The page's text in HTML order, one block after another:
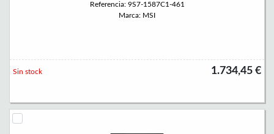
Referencia: 9S7-1587C1-461
Marca: MSI
1.734,45 €
Sin stock